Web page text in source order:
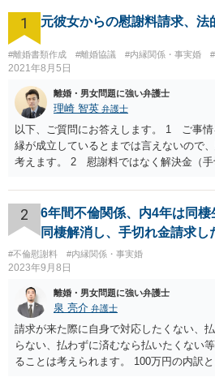
1 元彼女からの慰謝料請求、法
#離婚書類作成 #離婚協議 #内縁関係・事実婚
2021年8月5日
離婚・男女問題に強い弁護士
理崎 智英 弁護士
以下、ご質問にお答えします。 1 ご事情
縁が成立しているとまでは言えないので
考えます。 2 慰謝料ではなく解決金（手
うに合意書を取り交わす必要はあると思
わし、その中で精算条項（一切の債権債
設ければ、大丈夫です。
2
6年間不倫関係、内4年は同棲
同棲解消し、手切れ金請求し
#不倫慰謝料 #内縁関係・事実婚
2023年9月8日
離婚・男女問題に強い弁護士
泉 亮介 弁護士
請求が来た際に自身で対応したくない、
らない、払わずに済むなら払いたくない
ることは考えられます。 100万円の内訳